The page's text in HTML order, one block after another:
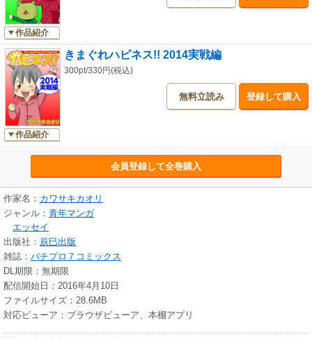
作品紹介
作品紹介
きまぐれハピネス!! 2014実戦編
300pt/330円(税込)
無料立読み 登録して購入
会員登録して全巻購入
作家名： カワサキカオリ
ジャンル： 青年マンガ
エッセイ
出版社： 辰巳出版
雑誌： パチプロ７コミックス
DL期限：無期限
配信開始日：2016年4月10日
ファイルサイズ：28.6MB
対応ビューア：ブラウザビューア、本棚アプリ